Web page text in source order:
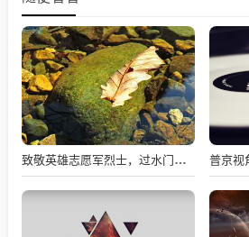
致敬英雄志愿军烈士，过水门仪式展现最高礼遇